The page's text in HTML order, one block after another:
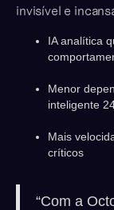
invisível e
IA analítica
Menor
inteligente
Mais
críticos
“Com a